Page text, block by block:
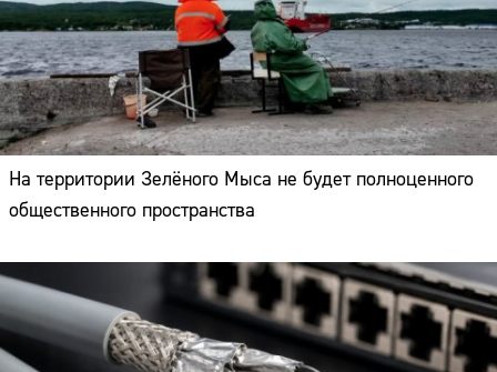
На территории Зелёного Мыса не будет полноценного
общественного пространства